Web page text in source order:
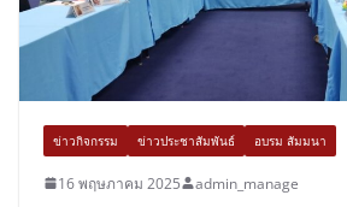
ข่าวกิจกรรม ข่าวประชาสัมพันธ์ อบรม สัมมนา
16 พฤษภาคม 2025 admin_manage